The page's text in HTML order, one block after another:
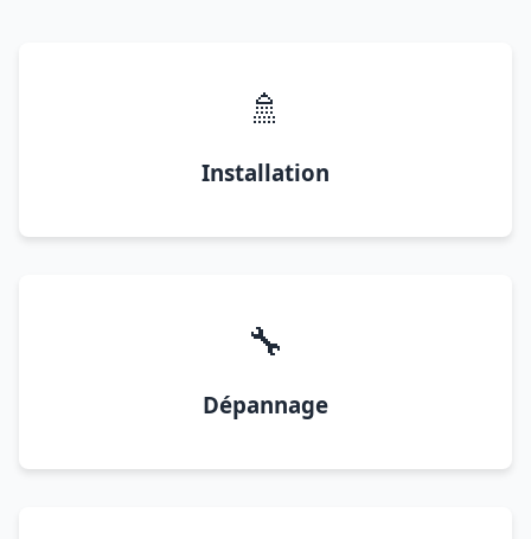
🚿
Installation
🔧
Dépannage